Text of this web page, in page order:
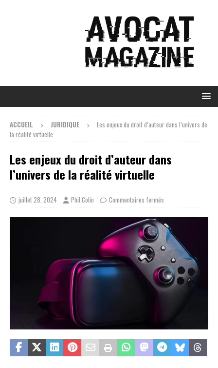
ACCUEIL JURIDIQUE
Les enjeux du droit d’auteur dans l’univers de
la réalité virtuelle
Les enjeux du droit d’auteur dans
l’univers de la réalité virtuelle
juillet 28, 2024 Phil Colin Commentaires fermés